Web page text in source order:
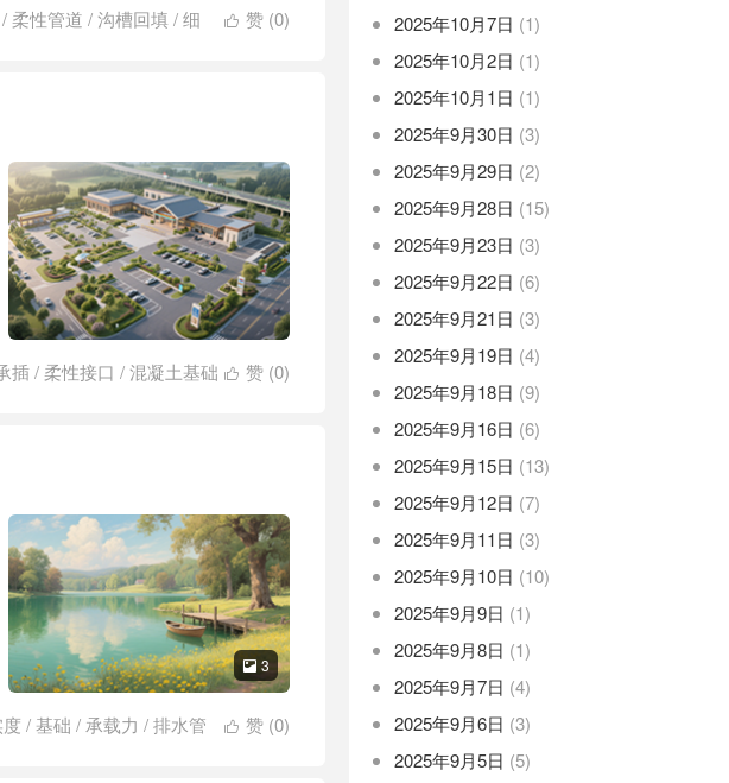
 赞 (0)
/柔性管道 /沟槽回填/细
 赞 (0)
插/柔性接口 /混凝土基础
 3
 赞 (0)
/基础 / 承载力 /排水管
2025年10月7日 (1)
2025年10月2日 (1)
2025年10月1日 (1)
2025年9月30日 (3)
2025年9月29日 (2)
2025年9月28日 (15)
2025年9月23日 (3)
2025年9月22日 (6)
2025年9月21日 (3)
2025年9月19日 (4)
2025年9月18日 (9)
2025年9月16日 (6)
2025年9月15日 (13)
2025年9月12日 (7)
2025年9月11日 (3)
2025年9月10日 (10)
2025年9月9日 (1)
2025年9月8日 (1)
2025年9月7日 (4)
2025年9月6日 (3)
2025年9月5日 (5)